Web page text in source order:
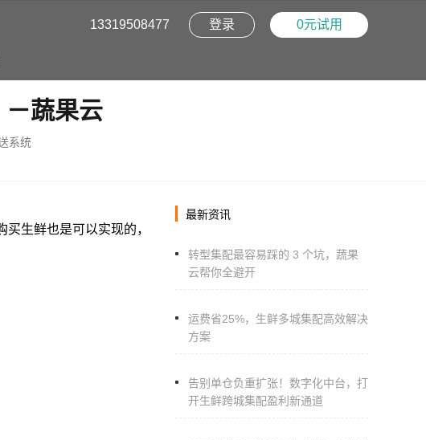
13319508477 登录 0元试用
解决方案/适配生鲜蔬果多城市配集平台
蔬果云
系统
生鲜也是可以实现的，
最新资讯
转型集配最容易踩的 3 个坑，蔬果
云帮你全避开
运费省25%，生鲜多城集配高效解决
方案
告别单仓负重扩张！数字化中台，打
开生鲜跨城集配盈利新通道